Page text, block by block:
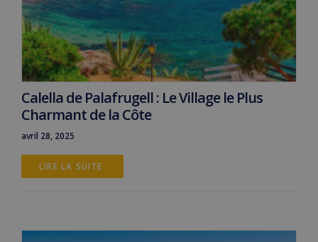
Calella de Palafrugell : Le Village le Plus
Charmant de la Côte
avril 28, 2025
LIRE LA SUITE